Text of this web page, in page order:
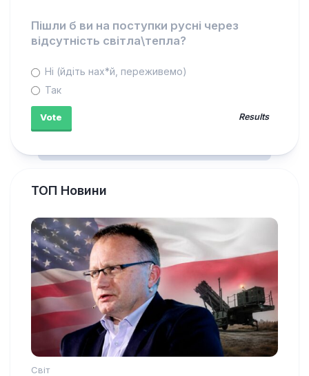
Пішли б ви на поступки русні через
відсутність світла\тепла?
Ні (йдіть нах*й, переживемо)
Так
Results
ТОП Новини
Світ